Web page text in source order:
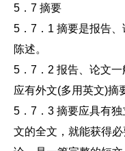
5．7 摘要
5．7．1 摘要是报告
陈述。
5．7．2 报告、论文
应有外文(多用英文)摘
5．7．3 摘要应具有
文的全文，就能获得